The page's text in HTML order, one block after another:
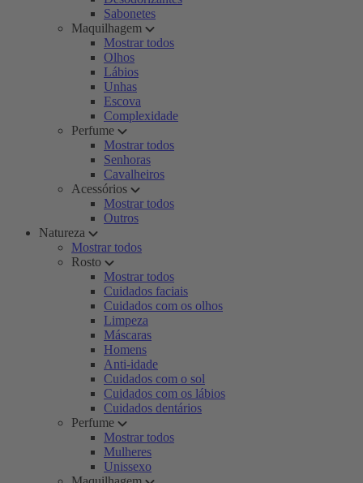
Sabonetes
Maquilhagem
Mostrar todos
Olhos
Lábios
Unhas
Escova
Complexidade
Perfume
Mostrar todos
Senhoras
Cavalheiros
Acessórios
Mostrar todos
Outros
Natureza
Mostrar todos
Rosto
Mostrar todos
Cuidados faciais
Cuidados com os olhos
Limpeza
Máscaras
Homens
Anti-idade
Cuidados com o sol
Cuidados com os lábios
Cuidados dentários
Perfume
Mostrar todos
Mulheres
Unissexo